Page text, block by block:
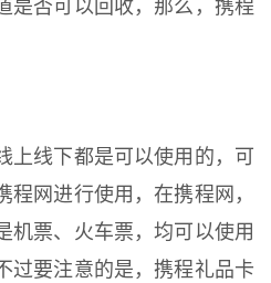
是否可以回收，那么，携程
线下都是可以使用的，可
程网进行使用，在携程网，
机票、火车票，均可以使用
过要注意的是，携程礼品卡